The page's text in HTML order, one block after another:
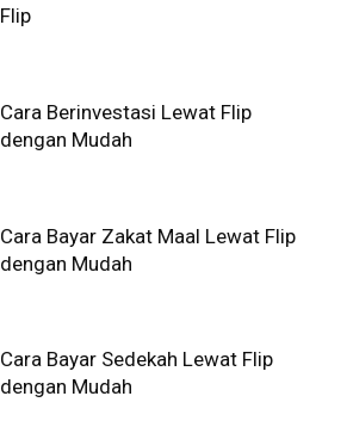
Flip
Cara Berinvestasi Lewat Flip
dengan Mudah
Cara Bayar Zakat Maal Lewat Flip
dengan Mudah
Cara Bayar Sedekah Lewat Flip
dengan Mudah